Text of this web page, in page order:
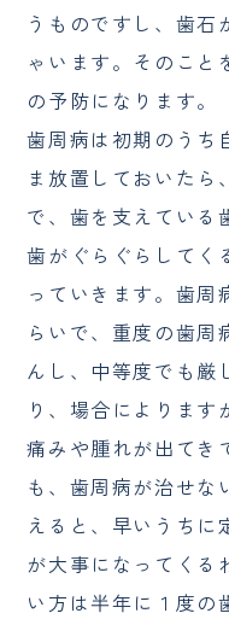
うものですし、歯石
ゃいます。そのこと
の予防になります。
歯周病は初期のうち
ま放置しておいたら
で、歯を支えている
歯がぐらぐらしてく
っていきます。歯周
らいで、重度の歯周
んし、中等度でも厳
り、場合によります
痛みや腫れが出てき
も、歯周病が治せな
えると、早いうちに
が大事になってくる
い方は半年に１度の